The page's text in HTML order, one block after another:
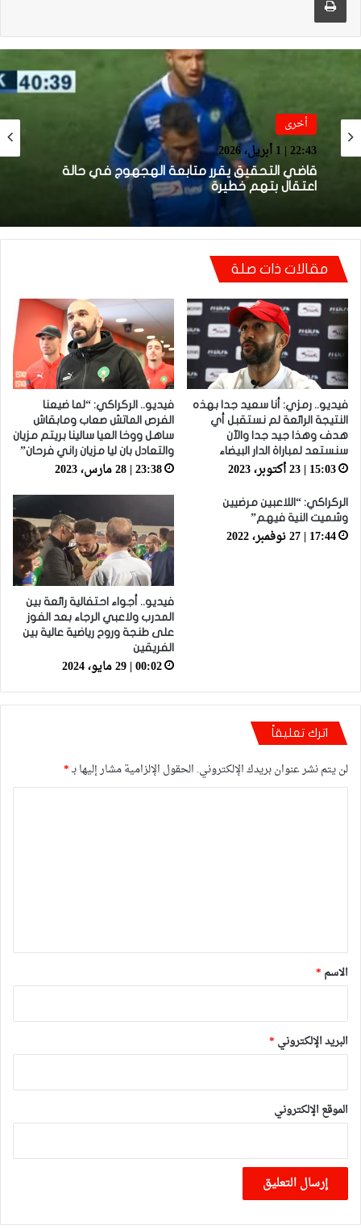
أخرى
22:43 | 1 أبريل، 2026
قاضي التحقيق يقرر متابعة الهجهوج في حالة
اعتقال بتهم خطيرة
Sportime TV
14:06 | 1 أبريل، 2026
الله غادي نكونوا واجدين في المونديال
مقالات ذات صلة
فيديو.. رمزي: أنا سعيد جدا بهذه
النتيجة الرائعة لم نستقبل أي
هدف وهذا جيد جدا والآن
سنستعد لمباراة الدار البيضاء
15:03 | 23 أكتوبر، 2023
فيديو.. الركراكي: “لما ضيعنا
الفرص الماتش صعاب ومابقاش
ساهل ووخا العيا سالينا بريتم مزيان
والتعادل بان ليا مزيان راني فرحان”
23:38 | 28 مارس، 2023
الركراكي: “اللاعبين مرضيين
وشميت النية فيهم”
17:44 | 27 نوفمبر، 2022
فيديو.. أجواء احتفالية رائعة بين
المدرب ولاعبي الرجاء بعد الفوز
على طنجة وروح رياضية عالية بين
الفريقين
00:02 | 29 مايو، 2024
اترك تعليقاً
لن يتم نشر عنوان بريدك الإلكتروني. الحقول الإلزامية مشار إليها بـ*
*
الاسم *
البريد الإلكتروني *
الموقع الإلكتروني